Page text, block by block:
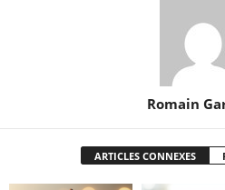
Romain
ARTICLES CONNEXES